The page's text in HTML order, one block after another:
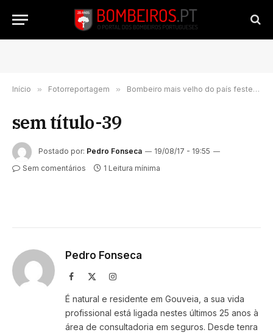
Início » Fotorreportagem » Bombeiro mais velho do país festejou hoje 100 anos | FOTORREPORTAGEM
sem título-39
Postado por: Pedro Fonseca
19/08/17 - 19:55
Sem comentários
1 Leitura mínima
Pedro Fonseca
Facebook Instagram
É natural e residente em Gouveia, a sua vida
profissional está ligada nestes últimos 25 anos à
área de consultadoria em seguros. Desde tenra